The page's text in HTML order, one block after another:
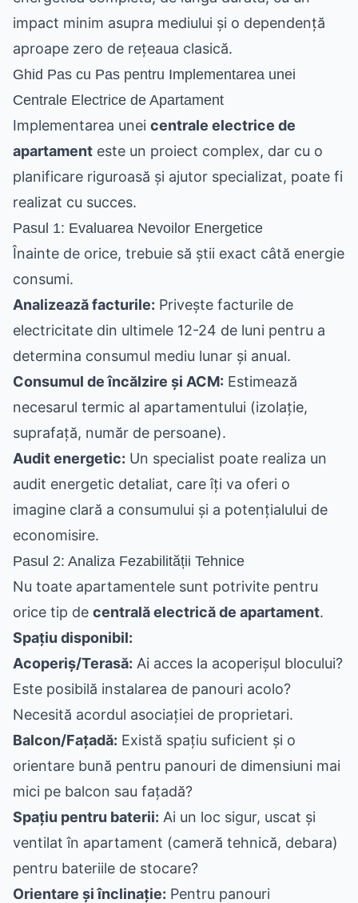
impact minim asupra mediului și o dependență
aproape zero de rețeaua clasică.
Ghid Pas cu Pas pentru Implementarea unei
Centrale Electrice de Apartament
Implementarea unei centrale electrice de
apartament este un proiect complex, dar cu o
planificare riguroasă și ajutor specializat, poate fi
realizat cu succes.
Pasul 1: Evaluarea Nevoilor Energetice
Înainte de orice, trebuie să știi exact câtă energie
consumi.
Analizează facturile: Privește facturile de
electricitate din ultimele 12-24 de luni pentru a
determina consumul mediu lunar și anual.
Consumul de încălzire și ACM: Estimează
necesarul termic al apartamentului (izolație,
suprafață, număr de persoane).
Audit energetic: Un specialist poate realiza un
audit energetic detaliat, care îți va oferi o
imagine clară a consumului și a potențialului de
economisire.
Pasul 2: Analiza Fezabilității Tehnice
Nu toate apartamentele sunt potrivite pentru
orice tip de centrală electrică de apartament.
Spațiu disponibil:
Acoperiș/Terasă: Ai acces la acoperișul blocului?
Este posibilă instalarea de panouri acolo?
Necesită acordul asociației de proprietari.
Balcon/Fațadă: Există spațiu suficient și o
orientare bună pentru panouri de dimensiuni mai
mici pe balcon sau fațadă?
Spațiu pentru baterii: Ai un loc sigur, uscat și
ventilat în apartament (cameră tehnică, debara)
pentru bateriile de stocare?
Orientare și înclinație: Pentru panouri